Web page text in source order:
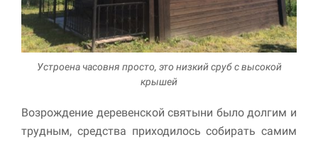
Устроена часовня просто, это низкий сруб с высокой
крышей
Возрождение деревенской святыни было долгим и
трудным, средства приходилось собирать самим